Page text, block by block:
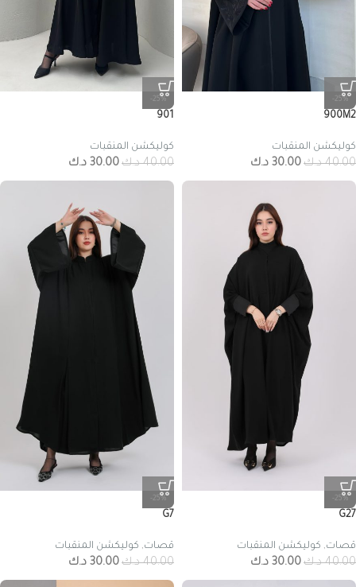
-25%
900M2
كوليكشن المنقبات
40.00 د.ك30.00 د.ك
-25%
901
كوليكشن المنقبات
40.00 د.ك30.00 د.ك
-25%
G27
قصات, كوليكشن المنقبات
40.00 د.ك30.00 د.ك
-25%
G7
قصات, كوليكشن المنقبات
40.00 د.ك30.00 د.ك